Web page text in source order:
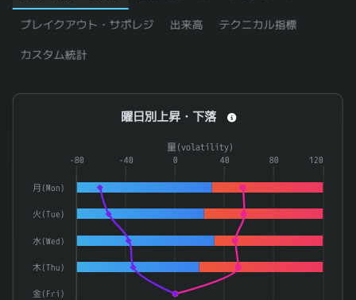
キオクシアホールディングス
6145 ＮＩＴＴＯＫＵ0.823
ミネベアミツミ0.822
0.821
レスター
グローバルＸ 中小型リーダーズ－日本株式 ＥＴＦ
ミライアル
0.816
ブレイクアウト・サポレジ 出来高 テクニカル指標
カスタム統計
Combination chart with 4 data series.
The chart has 1 X axis displaying categories.
The chart has 2 Y axes displaying 率(rate) and 量
量(volatility)
月(Mon)
火(Tue)
水(Wed)
木(Thu)
金(Fri)
0
-80 -40 40 80 120
曜日別上昇・下落